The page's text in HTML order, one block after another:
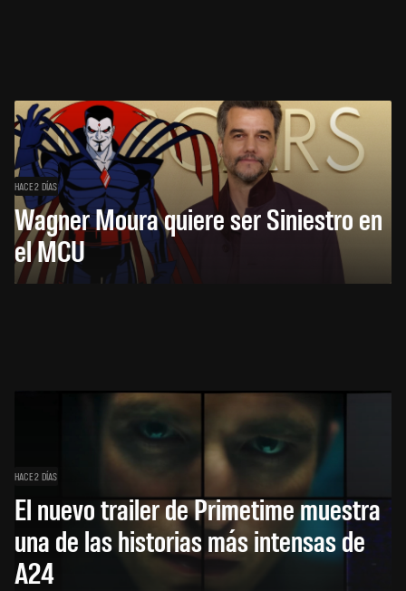
HACE 2 DÍAS
Wagner Moura quiere ser Siniestro en
el MCU
HACE 2 DÍAS
El nuevo trailer de Primetime muestra
una de las historias más intensas de
A24